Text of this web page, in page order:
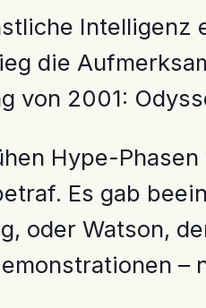
Intelligenz
die
von 2001:
Hype-
Es gab
oder Watson,
–